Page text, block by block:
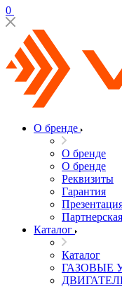
0
О бренде
О бренде
О бренде
Реквизиты
Гарантия
Каталог
Каталог
ГАЗОВЫЕ